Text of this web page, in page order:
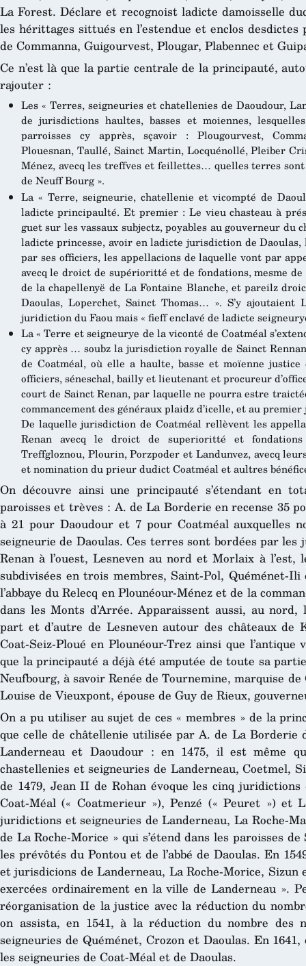
La Forest. Déclare et recognoist ladicte damoisselle
les hérittages sittués en l’estendue et enclos
de Commanna, Guigourvest, Plougar, Plabennec et
Ce n’est là que la partie centrale de la principauté,
rajouter :
Les « Terres, seigneuries et chatellenies de Daoudour,
de jurisdictions haultes, basses et moiennes,
parroisses cy apprès, sçavoir : Plougourvest,
Plouesnan, Taullé, Sainct Martin, Locquénollé, Pleiber
Ménez, avecq les treffves et feillettes… quelles terres
de Neuff Bourg ».
La « Terre, seigneurie, chatellenie et vicompté de
ladicte principaulté. Et premier : Le vieu chasteau à
guet sur les vassaux subjectz, poyables au gouverneur du
ladicte princesse, avoir en ladicte jurisdiction de Daoulas,
par ses officiers, les appellacions de laquelle vont par
avecq le droict de supérioritté et de fondations, mesme de
de la chapellenyë de La Fontaine Blanche, et pareilz
Daoulas, Loperchet, Sainct Thomas… ». S’y
juridiction du Faou mais « fieff enclavé de ladicte
La « Terre et seigneurye de la viconté de Coatméal
cy apprès … soubz la jurisdiction royalle de Sainct
de Coatméal, où elle a haulte, basse et moïenne
officiers, séneschal, bailly et lieutenant et procureur
court de Sainct Renan, par laquelle ne pourra estre
commancement des généraux plaidz d’icelle, et au
De laquelle jurisdiction de Coatméal rellèvent les
Renan avecq le droict de superioritté et
Treffgloznou, Plourin, Porzpoder et Landunvez, avecq
et nomination du prieur dudict Coatméal et aultres
On découvre ainsi une principauté s’étendant en
paroisses et trèves : A. de La Borderie en recense 35
à 21 pour Daoudour et 7 pour Coatméal auxquelles
seigneurie de Daoulas. Ces terres sont bordées par
Renan à l’ouest, Lesneven au nord et Morlaix à
subdivisées en trois membres, Saint-Pol, Quéménet-
l’abbaye du Relecq en Plounéour-Ménez et de la
dans les Monts d’Arrée. Apparaissent aussi, au
part et d’autre de Lesneven autour des châteaux
Coat-Seiz-Ploué en Plounéour-Trez ainsi que
que la principauté a déjà été amputée de toute sa
Neufbourg, à savoir Renée de Tournemine, marquise
Louise de Vieuxpont, épouse de Guy de Rieux,
On a pu utiliser au sujet de ces « membres » de la
que celle de châtellenie utilisée par A. de La Borderie
Landerneau et Daoudour : en 1475, il est même
chastellenies et seigneuries de Landerneau, Coetmel,
de 1479, Jean II de Rohan évoque les cinq
Coat-Méal (« Coatmerieur »), Penzé (« Peuret ») et
juridictions et seigneuries de Landerneau, La Roche-
de La Roche-Morice » qui s’étend dans les paroisses
les prévôtés du Pontou et de l’abbé de Daoulas. En
et jurisdicions de Landerneau, La Roche-Morice,
exercées ordinairement en la ville de Landerneau ».
réorganisation de la justice avec la réduction du
on assista, en 1541, à la réduction du nombre des
seigneuries de Quéménet, Crozon et Daoulas. En
les seigneuries de Coat-Méal et de Daoulas.